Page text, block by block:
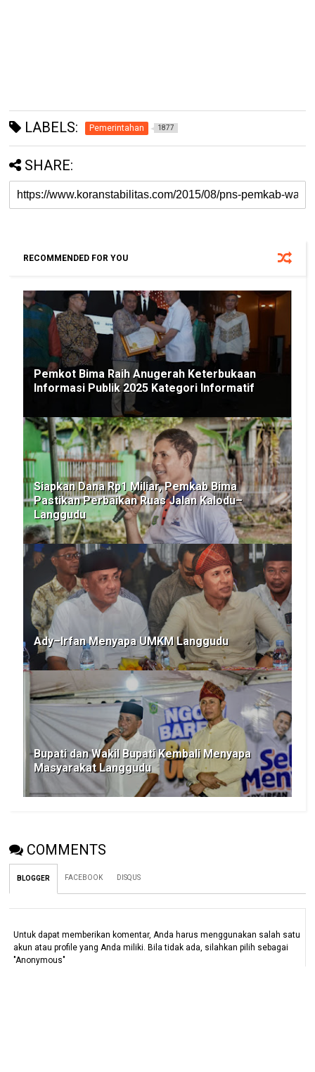
LABELS: Pemerintahan 1877
SHARE:
RECOMMENDED FOR YOU
Pemkot Bima Raih Anugerah Keterbukaan
Informasi Publik 2025 Kategori Informatif
Siapkan Dana Rp1 Miliar, Pemkab Bima
Pastikan Perbaikan Ruas Jalan Kalodu–
Langgudu
Ady–Irfan Menyapa UMKM Langgudu
Bupati dan Wakil Bupati Kembali Menyapa
Masyarakat Langgudu
COMMENTS
BLOGGER FACEBOOK DISQUS
Untuk dapat memberikan komentar, Anda harus menggunakan salah satu
akun atau profile yang Anda miliki. Bila tidak ada, silahkan pilih sebagai
"Anonymous"